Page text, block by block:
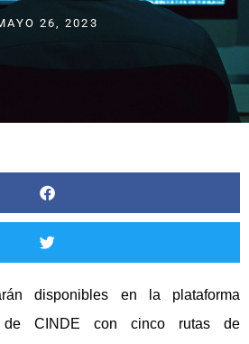
26, 2023
disponibles en la plataforma
de CINDE con cinco rutas de